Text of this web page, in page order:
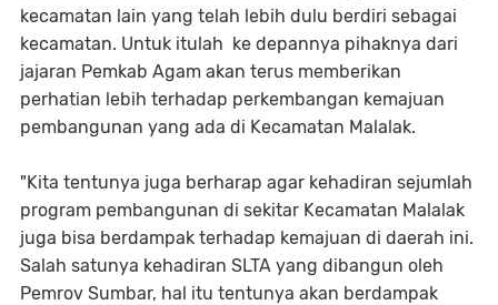
kecamatan lain yang telah lebih dulu berdiri sebagai
kecamatan. Untuk itulah ke depannya pihaknya dari
jajaran Pemkab Agam akan terus memberikan
perhatian lebih terhadap perkembangan kemajuan
pembangunan yang ada di Kecamatan Malalak.
"Kita tentunya juga berharap agar kehadiran sejumlah
program pembangunan di sekitar Kecamatan Malalak
juga bisa berdampak terhadap kemajuan di daerah ini.
Salah satunya kehadiran SLTA yang dibangun oleh
Pemrov Sumbar, hal itu tentunya akan berdampak